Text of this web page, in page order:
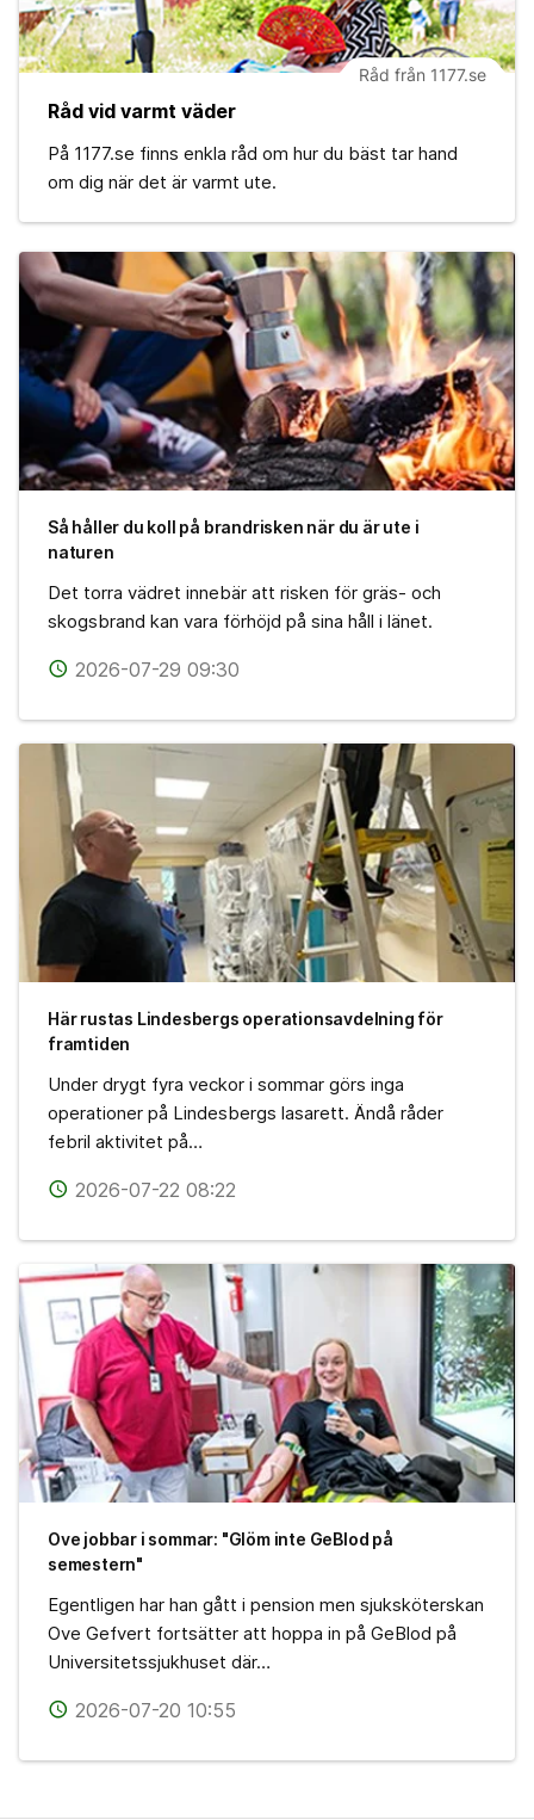
Råd från 1177.se
Råd vid varmt väder
På 1177.se finns enkla råd om hur du bäst tar hand
om dig när det är varmt ute.
Så håller du koll på brandrisken när du är ute i
naturen
Det torra vädret innebär att risken för gräs- och
skogsbrand kan vara förhöjd på sina håll i länet.
access_time 2026-07-29 09:30
Här rustas Lindesbergs operationsavdelning för
framtiden
Under drygt fyra veckor i sommar görs inga
operationer på Lindesbergs lasarett. Ändå råder
febril aktivitet på…
access_time 2026-07-22 08:22
Ove jobbar i sommar: "Glöm inte GeBlod på
semestern"
Egentligen har han gått i pension men sjuksköterskan
Ove Gefvert fortsätter att hoppa in på GeBlod på
Universitetssjukhuset där…
access_time 2026-07-20 10:55